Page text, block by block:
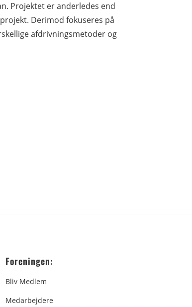
Projektet er anderledes end
Derimod fokuseres på
afdrivningsmetoder og
Foreningen:
Bliv Medlem
Medarbejdere